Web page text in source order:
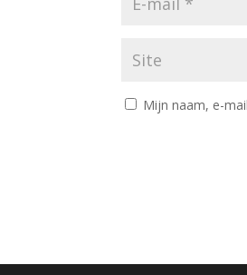
Mijn naam, e-